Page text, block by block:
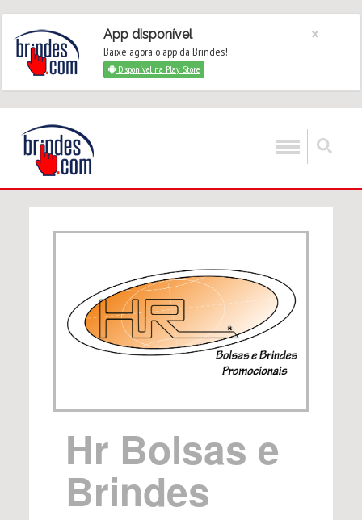
App disponível
Baixe agora o app da Brindes!
Disponível na Play Store
×
Hr Bolsas e
Brindes